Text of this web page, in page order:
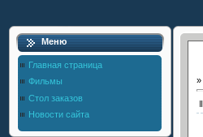
Меню
Главная страница
Фильмы
Стол заказов
Новости сайта
»